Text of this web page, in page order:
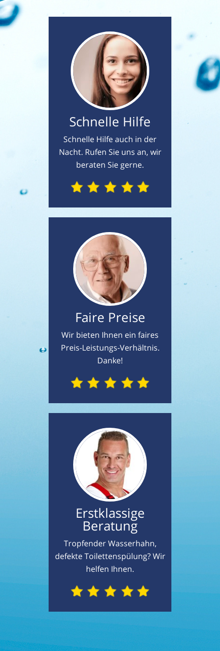
Schnelle Hilfe
Schnelle Hilfe auch in der
Nacht. Rufen Sie uns an, wir
beraten Sie gerne.
Faire Preise
Wir bieten Ihnen ein faires
Preis-Leistungs-Verhältnis.
Danke!
Erstklassige
Beratung
Tropfender Wasserhahn,
defekte Toilettenspülung? Wir
helfen Ihnen.